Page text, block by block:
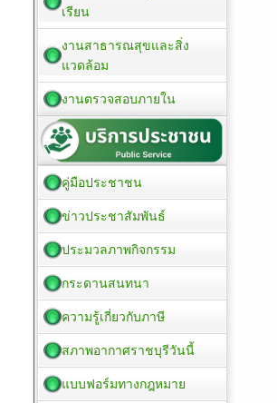
เรียน
งานสาธารณสุขและสิ่ง
แวดล้อม
งานตรวจสอบภายใน
คู่มือประชาชน
ข่าวประชาสัมพันธ์
ประมวลภาพกิจกรรม
กระดานสนทนา
ความรู้เกี่ยวกับภาษี
สภาพอากาศราชบุรีวันนี้
แบบฟอร์มทางกฎหมาย